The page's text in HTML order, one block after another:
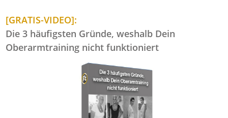
[GRATIS-VIDEO]:
Die 3 häufigsten Gründe, weshalb Dein
Oberarmtraining nicht funktioniert